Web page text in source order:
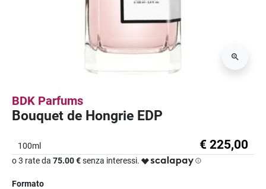
BDK Parfums
Bouquet de Hongrie EDP
100ml € 225,00
o 3 rate da 75.00 €senza interessi.
Formato